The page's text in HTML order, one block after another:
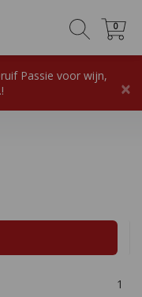
0
0
Passie voor wijn,
×
1